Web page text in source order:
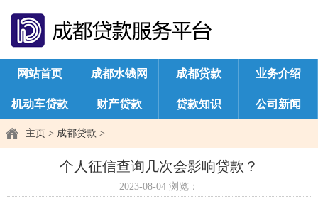
网站首页 成都水钱网 成都贷款 业务介绍
机动车贷款 财产贷款 贷款知识 公司新闻
主页 > 成都贷款 >
个人征信查询几次会影响贷款？
2023-08-04 浏览：